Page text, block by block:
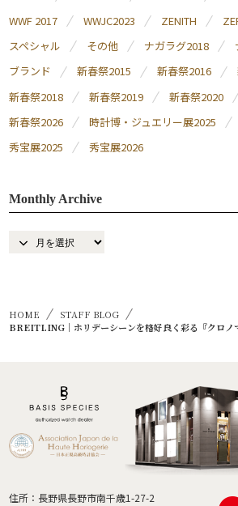
WWF 2017
WWJC2023 ZENITH
スペシャル
その他 ナガラグ2018
ブランド
新春祭2015 新春祭2016
新春祭2018
新春祭2019 新春祭2020
新春祭2026
時計博・ジュエリー展2025
秀宝展2025
秀宝展2026
Monthly Archive
HOME
STAFF BLOG
BREITLING｜ホリデーシーンを格好良く彩る『クロノ
住所：長野県長野市南千歳1-27-2